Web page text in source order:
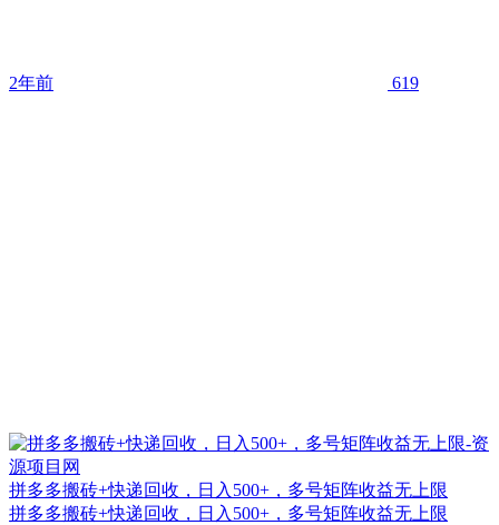
2年前 619
拼多多搬砖+快递回收，日入500+，多号矩阵收益无上限
拼多多搬砖+快递回收，日入500+，多号矩阵收益无上限